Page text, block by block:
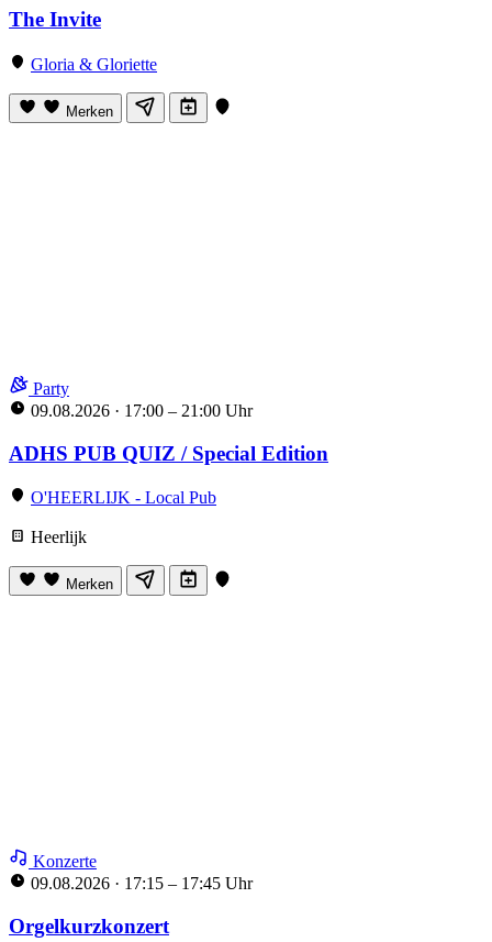
The Invite
Gloria & Gloriette
Merken
Party
09.08.2026 · 17:00 – 21:00 Uhr
ADHS PUB QUIZ / Special Edition
O'HEERLIJK - Local Pub
Heerlijk
Merken
Konzerte
09.08.2026 · 17:15 – 17:45 Uhr
Orgelkurzkonzert